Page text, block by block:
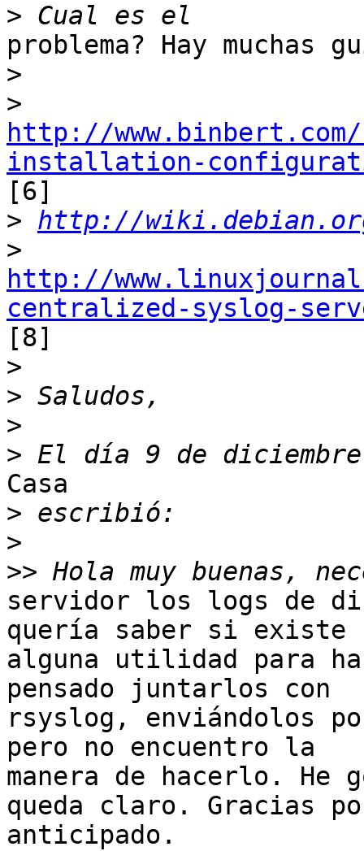
>
problema? Hay muchas
>
>
http://
installation-
[6]
> http://
>
http://
centralized-syslog-
[8]
>
>
>
>
Casa
>
>
>>
servidor los logs de
quería saber si existe
alguna utilidad para
pensado juntarlos con
rsyslog, enviándolos
pero no encuentro la
manera de hacerlo. He
queda claro. Gracias
anticipado.